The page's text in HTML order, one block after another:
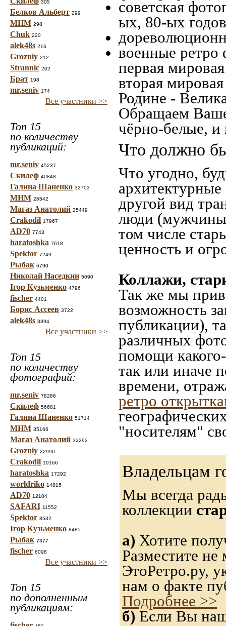
305
Белков Альберт 299
МНМ 298
Chuk 220
alek48s 216
Grozniy 212
Strannic 202
Брат 198
mr.seniv 174
Все участники >>
Топ 15
по количеству
публикаций:
mr.seniv 45237
Скилеф 40848
Галина Шаненко 32703
МНМ 26542
Магаз Анатолий 25449
Crakodil 17967
AD70 7743
haratoshka 7618
Spektor 7249
Рыбак 6790
Николай Наседкин 5090
Ігор Кузьменко 4796
fischer 4401
Борис Ассеев 3722
alek48s 3394
Все участники >>
Топ 15
по количеству
фотографий:
mr.seniv 78286
Скилеф 56681
Галина Шаненко 51714
МНМ 35166
Магаз Анатолий 32292
Grozniy 22990
Crakodil 19166
haratoshka 17292
worldriko 14815
AD70 12104
SAFARI 11552
Spektor 8532
Ігор Кузьменко 8485
Рыбак 7377
fischer 6098
Все участники >>
Топ 15
по дополненным
публикациям:
советская
ых, 80-ых
военные ретро
первая
вторая
Родине -
Обращаем
чёрно-белые, и
Что должно
Что угодно,
другой вид
люди
том числе
ценность и
Коллажи,
Так же мы
возможность
публикации),
различных
помощи
так или иначе
времени,
ретро
"носителям"
Владельцам
Мы всегда
коллекции
а) Хотите
Разместите
ЭтоРетро.ру,
нам о факте
Подробнее >>
б) Если Вы